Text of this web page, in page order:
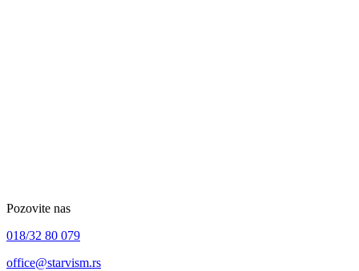
Pozovite nas
018/32 80 079
office@starvism.rs